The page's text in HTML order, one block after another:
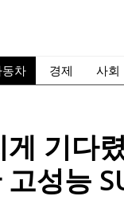
동차 경제 사회
게 기다
성능